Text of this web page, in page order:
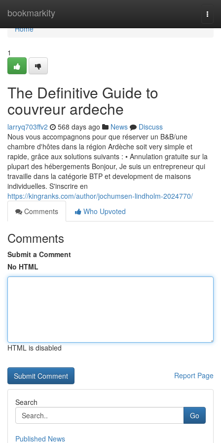
bookmarkity
Home
Home
1
The Definitive Guide to
couvreur ardeche
larryq703ffv2 568 days ago News
Discuss
Nous vous accompagnons pour que réserver un B&B/une
chambre d'hôtes dans la région Ardèche soit very simple et
rapide, grâce aux solutions suivants : • Annulation gratuite sur la
plupart des hébergements Bonjour, Je suis un entrepreneur qui
travaille dans la catégorie BTP et development de maisons
individuelles. S'inscrire en
https://kingranks.com/author/jochumsen-lindholm-2024770/
Comments
Who Upvoted
Comments
Submit a Comment
No HTML
HTML is disabled
Report Page
Search
Go
Published News